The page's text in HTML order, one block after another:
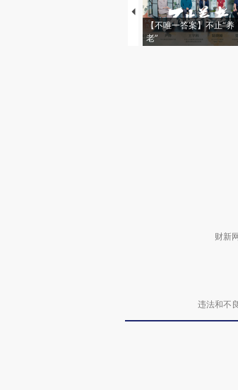
【不唯一答案】不止“养
老”
财新
违法和不